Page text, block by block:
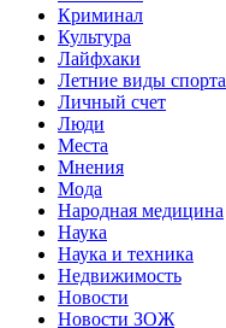
Криминал
Культура
Лайфхаки
Летние виды спорта
Личный счет
Люди
Места
Мнения
Мода
Народная медицина
Наука
Наука и техника
Недвижимость
Новости
Новости ЗОЖ